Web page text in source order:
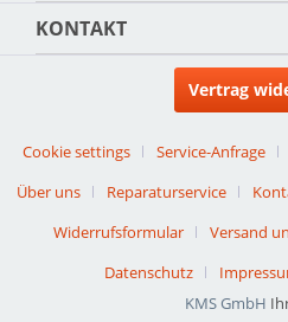
KONTAKT
Vertrag
Cookie settings Service-Anfrage
Über uns
Reparaturservice
Widerrufsformular
Versand
Datenschutz
KMS GmbH